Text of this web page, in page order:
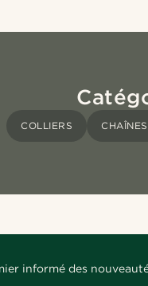
COLLIERS
informé des